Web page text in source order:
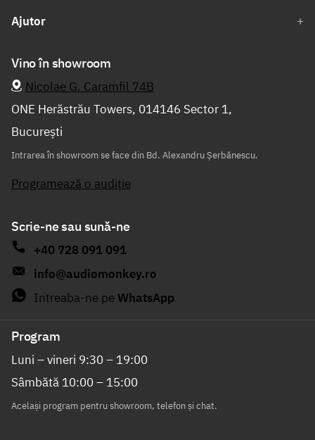
Ajutor
Vino în showroom
Nicolae G. Caramfil 74B
ONE Herăstrău Towers, 014146 Sector 1,
București
Intrarea în showroom se face din Bd. Alexandru Șerbănescu.
Programează o audiție
Scrie-ne sau sună-ne
+40 728 091 091
info@audiomonkey.ro
Intreaba-ne pe WhatsApp
Program
Luni – vineri 9:30 – 19:00
Sâmbătă 10:00 – 15:00
Același program pentru showroom, telefon și chat.